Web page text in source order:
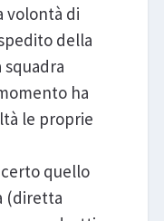
volontà di
della
ha
le proprie
quello
(diretta